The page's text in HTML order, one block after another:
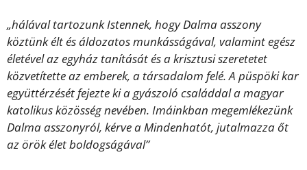
„hálával tartozunk Istennek, hogy Dalma asszony
köztünk élt és áldozatos munkásságával, valamint egész
életével az egyház tanítását és a krisztusi szeretetet
közvetítette az emberek, a társadalom felé. A püspöki kar
együttérzését fejezte ki a gyászoló családdal a magyar
katolikus közösség nevében. Imáinkban megemlékezünk
Dalma asszonyról, kérve a Mindenhatót, jutalmazza őt
az örök élet boldogságával”